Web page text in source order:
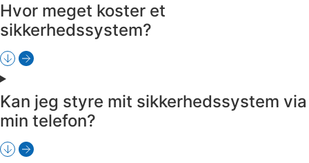
Hvor meget koster et
sikkerhedssystem?
Kan jeg styre mit sikkerhedssystem via
min telefon?